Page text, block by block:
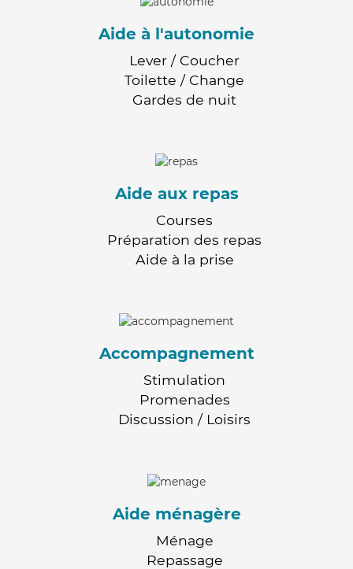
Aide à l'autonomie
Lever / Coucher
Toilette / Change
Gardes de nuit
Aide aux repas
Courses
Préparation des repas
Aide à la prise
Accompagnement
Stimulation
Promenades
Discussion / Loisirs
Aide ménagère
Ménage
Repassage